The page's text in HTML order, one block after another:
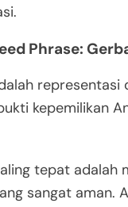
Phrase:
kepemilikan
tepat adalah
sangat aman.